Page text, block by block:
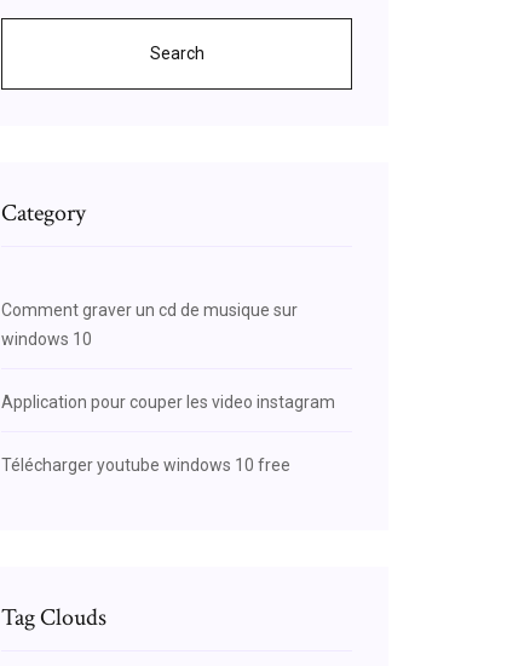
Search
Category
Comment graver un cd de musique sur
windows 10
Application pour couper les video instagram
Télécharger youtube windows 10 free
Tag Clouds